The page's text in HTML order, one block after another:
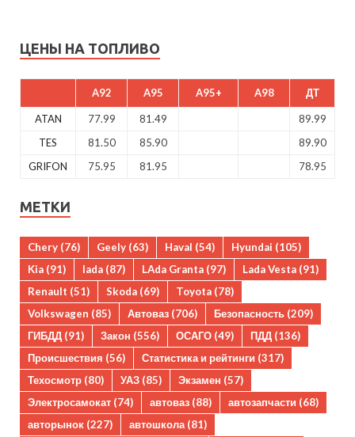
ЦЕНЫ НА ТОПЛИВО
A92 A95 A95+ A98 ДТ
ATAN 77.99 81.49
89.99
TES
81.50 85.90
89.90
GRIFON
75.95 81.95 78.95
МЕТКИ
Chery (76) Geely (63) Haval (54) Hyundai (105)
Kia (91) lada (87) LAda Granta (97) Lada Vesta (91)
Renault (51) Skoda (69) Toyota (78)
Volkswagen (85) Автоваз (706) Безопасность (209)
ГИБДД (91) Закон (556) ОСАГО (49) ПДД (136)
Происшествия (56) Статистика и рейтинги (317)
Техосмотр (80) УАЗ (85) Экзамен (57)
Электросамокат (74) автоваз (88) автозапчасти (68)
авторынок (227) автошкола(81)